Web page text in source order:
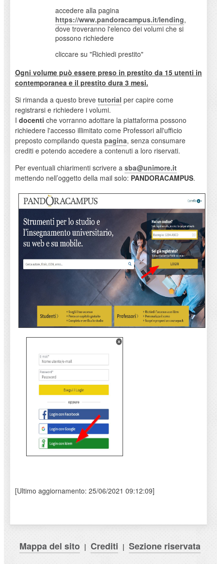
accedere alla pagina
https://www.pandoracampus.it/lending,
dove troveranno l'elenco dei volumi che si
possono richiedere
cliccare su "Richiedi prestito"
Ogni volume può essere preso in prestito da 15 utenti in
contemporanea e il prestito dura 3 mesi.
Si rimanda a questo breve tutorial per capire come
registrarsi e richiedere i volumi.
I docenti che vorranno adottare la piattaforma possono
richiedere l'accesso illimitato come Professori all'ufficio
preposto compilando questa pagina, senza consumare
crediti e potendo accedere a contenuti a loro riservati.
Per eventuali chiarimenti scrivere a sba@unimore.it
mettendo nell’oggetto della mail solo: PANDORACAMPUS.
[Ultimo aggiornamento: 25/06/2021 09:12:09]
Mappa del sito | Crediti | Sezione riservata